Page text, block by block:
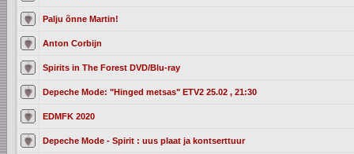
Palju õnne Martin!
Anton Corbijn
Spirits in The Forest DVD/Blu-ray
Depeche Mode: "Hinged metsas" ETV2 25.02 , 21:30
EDMFK 2020
Depeche Mode - Spirit : uus plaat ja kontserttuur